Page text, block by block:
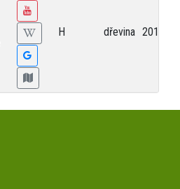
H dřevina 2014